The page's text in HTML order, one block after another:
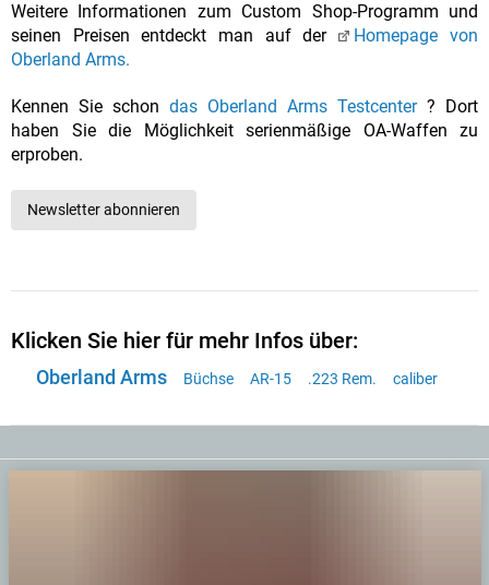
Weitere Informationen zum Custom Shop-Programm und
seinen Preisen entdeckt man auf der
Homepage von
Oberland Arms.
Kennen Sie schon das Oberland Arms Testcenter? Dort
haben Sie die Möglichkeit serienmäßige OA-Waffen zu
erproben.
Newsletter abonnieren
Klicken Sie hier für mehr Infos über:
Oberland Arms Büchse AR-15 .223 Rem. caliber